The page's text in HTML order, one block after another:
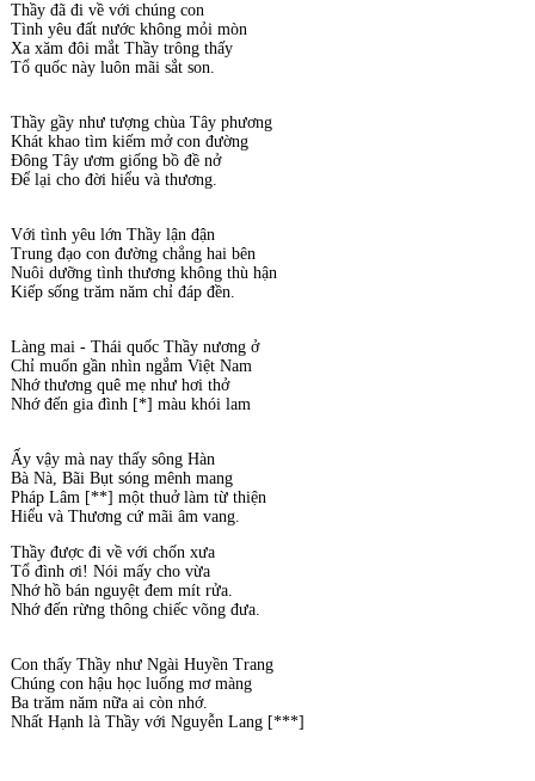
Thầy đã đi về với chúng con
Tình yêu đất nước không mỏi mòn
Xa xăm đôi mắt Thầy trông thấy
Tổ quốc này luôn mãi sắt son.
Thầy gầy như tượng chùa Tây phương
Khát khao tìm kiếm mở con đường
Đông Tây ươm giống bồ đề nở
Để lại cho đời hiểu và thương.
Với tình yêu lớn Thầy lận đận
Trung đạo con đường chẳng hai bên
Nuôi dưỡng tình thương không thù hận
Kiếp sống trăm năm chỉ đáp đền.
Làng mai - Thái quốc Thầy nương ở
Chỉ muốn gần nhìn ngắm Việt Nam
Nhớ thương quê mẹ như hơi thở
Nhớ đến gia đình [*] màu khói lam
Ấy vậy mà nay thấy sông Hàn
Bà Nà, Bãi Bụt sóng mênh mang
Pháp Lâm [**] một thuở làm từ thiện
Hiểu và Thương cứ mãi âm vang.
Thầy được đi về với chốn xưa
Tổ đình ơi! Nói mấy cho vừa
Nhớ hồ bán nguyệt đem mít rửa.
Nhớ đến rừng thông chiếc võng đưa.
Con thấy Thầy như Ngài Huyền Trang
Chúng con hậu học luống mơ màng
Ba trăm năm nữa ai còn nhớ.
Nhất Hạnh là Thầy với Nguyễn Lang [***]